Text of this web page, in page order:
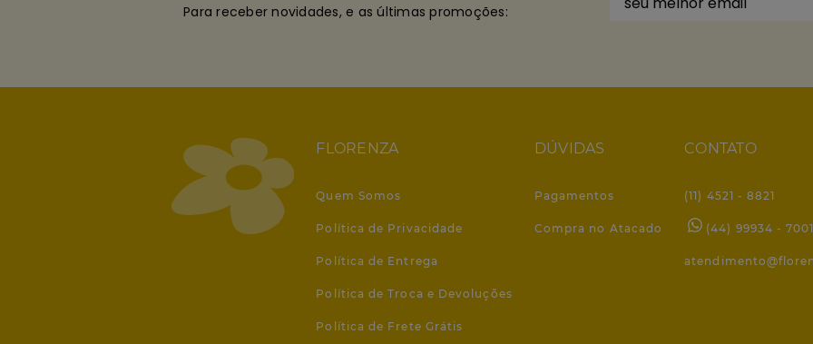
Para receber novidades, e as últimas promoções:
FLORENZA
Quem Somos
Política de Privacidade
Política de Entrega
Política de Troca e Devoluções
Política de Frete Grátis
DÚVIDAS
Pagamentos
Compra no Atacado
CONTATO
(11) 4521 - 8821
(44) 99934 - 7001